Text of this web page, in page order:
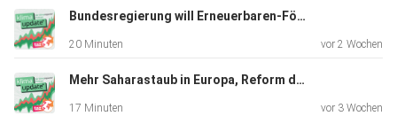
du dazu
beitragen willst, geht das HIER
hier und
jetzt - aber auch noch mal namentlich im Podcast
Bundesregierung will Erneuerbaren-Förderung ändern, Reform des Emissionshandels, Klimawandel verursacht Korallenbleichen
20 Minuten vor 2 Wochen
Mehr Saharastaub in Europa, Reform des Heizungsgesetzes, gesundes Essen fürs Klima
17 Minuten vor 3 Wochen